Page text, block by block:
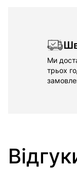
Ми
трьох